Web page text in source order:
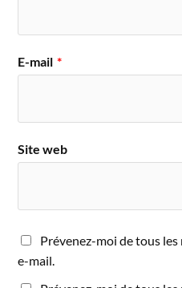
E-mail *
Site web
Prévenez-moi de tous
e-mail.